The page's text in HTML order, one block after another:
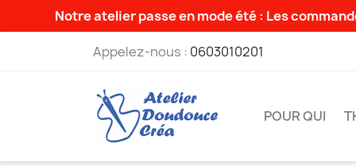
Notre atelier passe en mode été : Les
Appelez-nous : 0603010201
POUR QUI